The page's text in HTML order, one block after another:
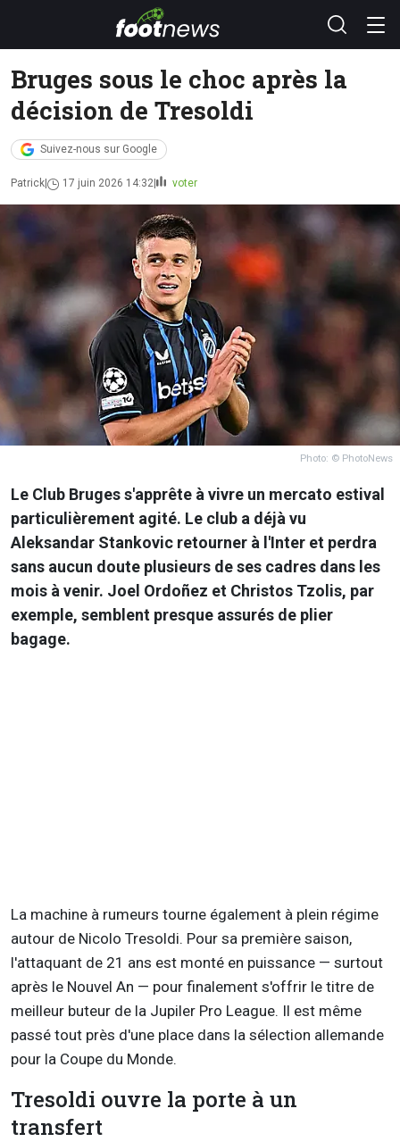
Bruges sous le choc après la
décision de Tresoldi
Suivez-nous sur Google
Patrick 17 juin 2026 14:32 voter
Photo: © PhotoNews
Le Club Bruges s'apprête à vivre un mercato estival
particulièrement agité. Le club a déjà vu
Aleksandar Stankovic retourner à l'Inter et perdra
sans aucun doute plusieurs de ses cadres dans les
mois à venir. Joel Ordoñez et Christos Tzolis, par
exemple, semblent presque assurés de plier
bagage.
La machine à rumeurs tourne également à plein régime
autour de Nicolo Tresoldi. Pour sa première saison,
l'attaquant de 21 ans est monté en puissance — surtout
après le Nouvel An — pour finalement s'offrir le titre de
meilleur buteur de la Jupiler Pro League. Il est même
passé tout près d'une place dans la sélection allemande
pour la Coupe du Monde.
Tresoldi ouvre la porte à un
transfert